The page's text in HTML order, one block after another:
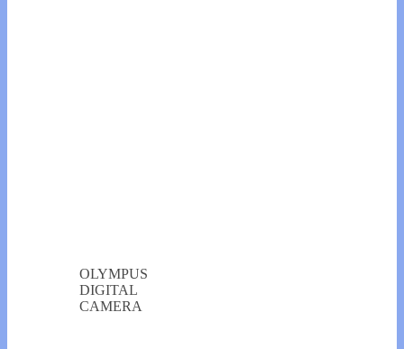
OLYMPUS
DIGITAL
CAMERA